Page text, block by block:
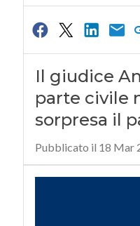
Il giudice
parte civile
sorpresa il
Pubblicato il 18 Mar